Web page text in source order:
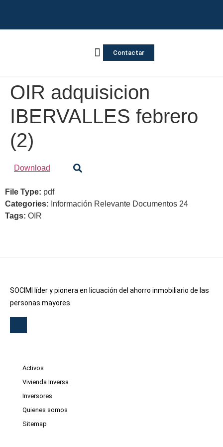
Contactar
OIR adquisicion
IBERVALLES febrero
(2)
Download
File Type: pdf
Categories: Información Relevante Documentos 24
Tags: OIR
SOCIMI líder y pionera en licuación del ahorro inmobiliario de las
personas mayores.
Activos
Vivienda Inversa
Inversores
Quienes somos
Sitemap